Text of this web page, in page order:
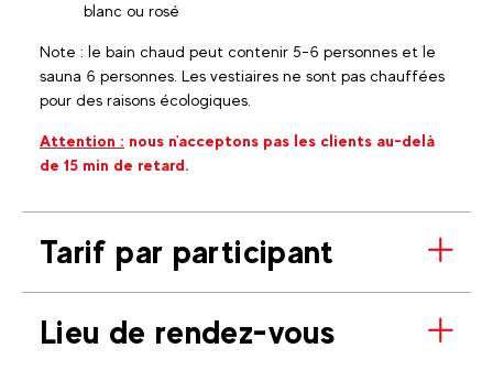
blanc ou rosé
Note : le bain chaud peut contenir 5-6 personnes et le
sauna 6 personnes. Les vestiaires ne sont pas chauffées
pour des raisons écologiques.
Attention : nous n'acceptons pas les clients au-delà
de 15 min de retard.
Tarif par participant
Lieu de rendez-vous